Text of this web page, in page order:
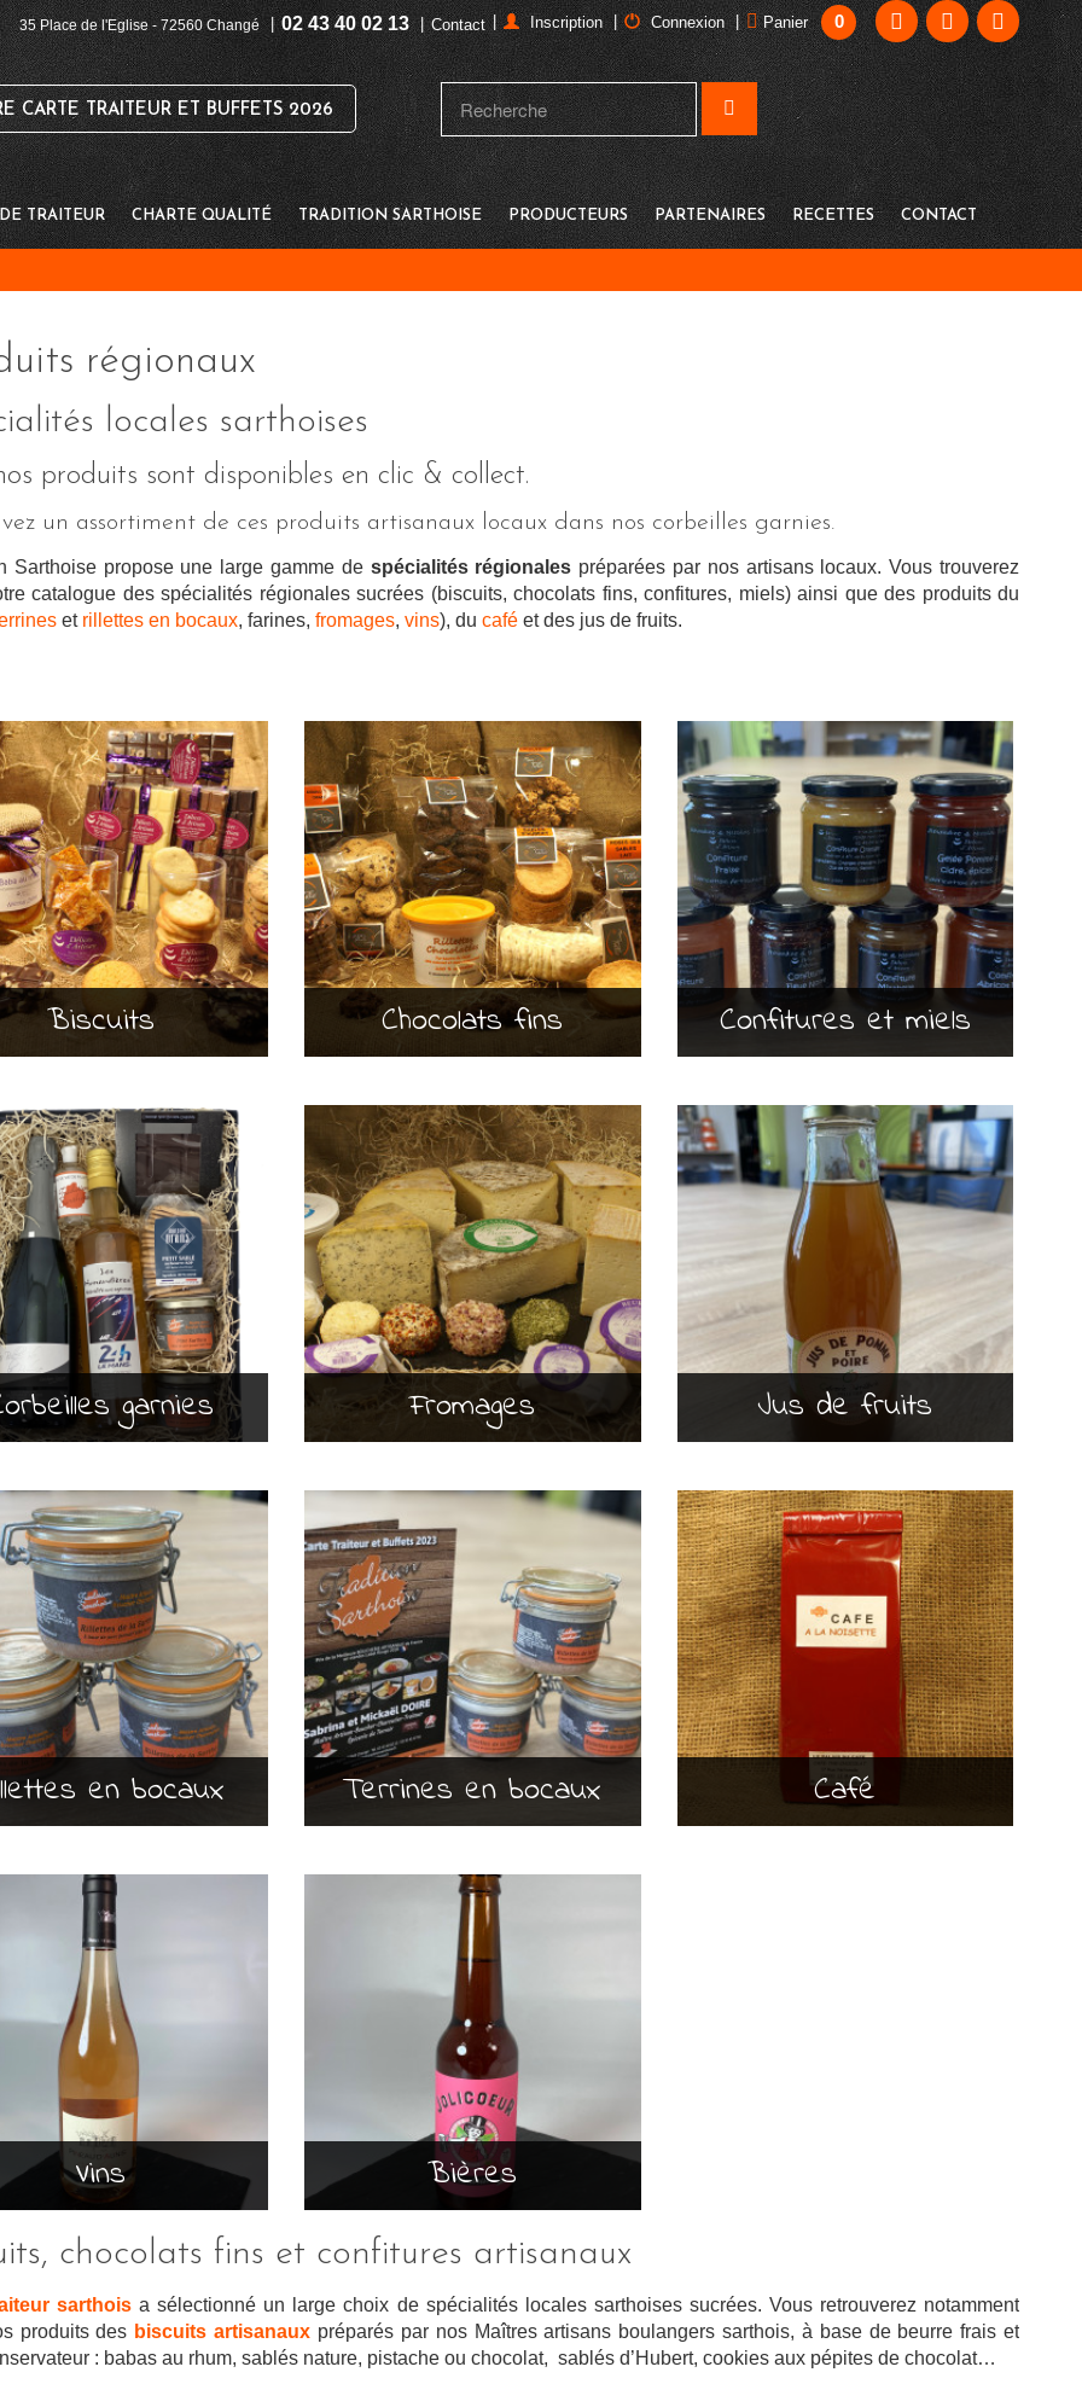
35 Place de l'Eglise - 72560 Changé | 02 43 40 02 13 | Contact | Inscription | Connexion | Panier 0
CARTE TRAITEUR ET BUFFETS 2026
TRAITEUR CHARTE QUALITÉ TRADITION SARTHOISE PRODUCTEURS PARTENAIRES RECETTES CONTACT
régionaux
locales sarthoises
produits sont disponibles en clic & collect.
un assortiment de ces produits artisanaux locaux dans nos corbeilles garnies.
Sarthoise propose une large gamme de spécialités régionales préparées par nos artisans locaux. Vous trouverez
catalogue des spécialités régionales sucrées (biscuits, chocolats fins, confitures, miels) ainsi que des produits du
et rillettes en bocaux, farines, fromages, vins), du café et des jus de fruits.
Biscuits Chocolats fins Confitures et miels
garnies Fromages Jus de fruits
en bocaux Terrines en bocaux Café
Vins Bières
chocolats fins et confitures artisanaux
sarthois a sélectionné un large choix de spécialités locales sarthoises sucrées. Vous retrouverez notamment
produits des biscuits artisanaux préparés par nos Maîtres artisans boulangers sarthois, à base de beurre frais et
: babas au rhum, sablés nature, pistache ou chocolat, sablés d’Hubert, cookies aux pépites de chocolat…